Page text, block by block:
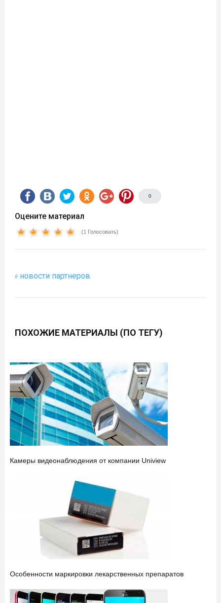
0
Оцените материал
(1 Голосовать)
новости партнеров
ПОХОЖИЕ МАТЕРИАЛЫ (ПО ТЕГУ)
Камеры видеонаблюдения от компании Uniview
Особенности маркировки лекарственных препаратов